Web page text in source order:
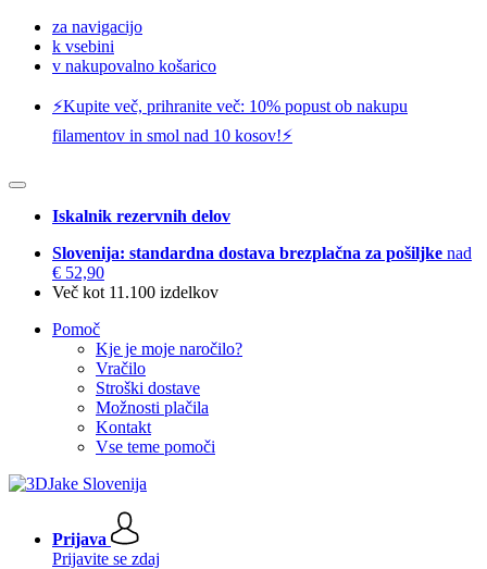
za navigacijo
k vsebini
v nakupovalno košarico
⚡️Kupite več, prihranite več: 10% popust ob nakupu
filamentov in smol nad 10 kosov!⚡️
Iskalnik rezervnih delov
Slovenija: standardna dostava brezplačna za pošiljke nad
€ 52,90
Več kot 11.100 izdelkov
Pomoč
Kje je moje naročilo?
Vračilo
Stroški dostave
Možnosti plačila
Kontakt
Vse teme pomoči
Prijava
Prijavite se zdaj